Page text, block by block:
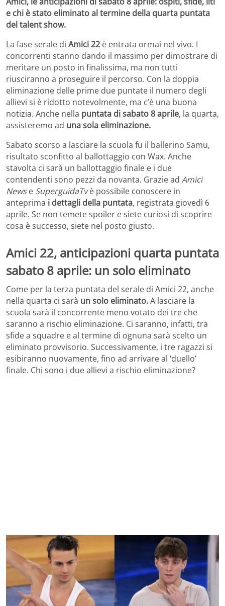
e chi è stato eliminato al termine della quarta puntata
del talent show.
La fase serale di Amici 22 è entrata ormai nel vivo. I
concorrenti stanno dando il massimo per dimostrare di
meritare un posto in finalissima, ma non tutti
riusciranno a proseguire il percorso. Con la doppia
eliminazione delle prime due puntate il numero degli
allievi si è ridotto notevolmente, ma c’è una buona
notizia. Anche nella puntata di sabato 8 aprile, la quarta,
assisteremo ad una sola eliminazione.
Sabato scorso a lasciare la scuola fu il ballerino Samu,
risultato sconfitto al ballottaggio con Wax. Anche
stavolta ci sarà un ballottaggio finale e i due
contendenti sono pezzi da novanta. Grazie ad Amici
Newse SuperguidaTvè possibile conoscere in
anteprima i dettagli della puntata, registrata giovedì 6
aprile. Se non temete spoiler e siete curiosi di scoprire
cosa è successo, siete nel posto giusto.
Amici 22, anticipazioni quarta puntata
sabato 8 aprile: un solo eliminato
Come per la terza puntata del serale di Amici 22, anche
nella quarta ci sarà un solo eliminato.A lasciare la
scuola sarà il concorrente meno votato dei tre che
saranno a rischio eliminazione. Ci saranno, infatti, tra
sfide a squadre e al termine di ognuna sarà scelto un
eliminato provvisorio. Successivamente, i tre ragazzi si
esibiranno nuovamente, fino ad arrivare al ‘duello’
finale. Chi sono i due allievi a rischio eliminazione?